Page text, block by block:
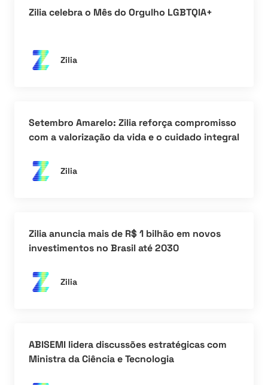
Zilia celebra o Mês do Orgulho LGBTQIA+
Zilia
Setembro Amarelo: Zilia reforça compromisso
com a valorização da vida e o cuidado integral
Zilia
Zilia anuncia mais de R$ 1 bilhão em novos
investimentos no Brasil até 2030
Zilia
ABISEMI lidera discussões estratégicas com
Ministra da Ciência e Tecnologia